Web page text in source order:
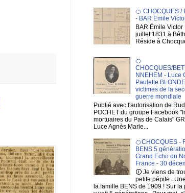
🍊 CHOCQUES /
- BAR Emile
BAR Émile Victor
juillet 1831 à
Réside à
🍊
CHOCQUES/
NNEHEM - Luce
Paulette
victimes de la
guerre mondiale
Publié avec l'autorisation de
POCHET du groupe Facebook
mortuaires du Pas de Calais"
Luce Agnès Marie...
🍊CHOCQUES -
BENS 5
Grand Echo du
France - 30
🛈 Je viens de
petite pépite..
la famille BENS de 1909 ! Sur la